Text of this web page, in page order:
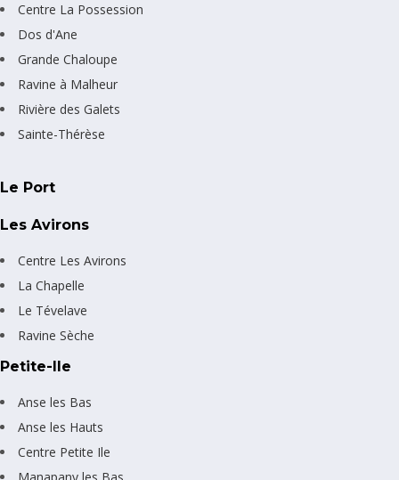
Centre La Possession
Dos d'Ane
Grande Chaloupe
Ravine à Malheur
Rivière des Galets
Sainte-Thérèse
Le Port
Les Avirons
Centre Les Avirons
La Chapelle
Le Tévelave
Ravine Sèche
Petite-Ile
Anse les Bas
Anse les Hauts
Centre Petite Ile